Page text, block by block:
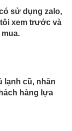
sử dụng zalo,
xem trước và
lạnh cũ, nhân
hàng lựa